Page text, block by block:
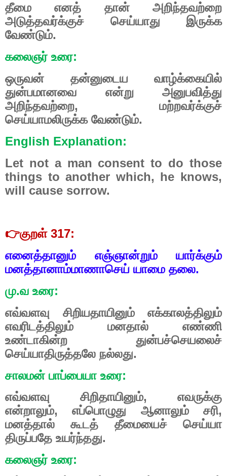
தீமை எனத் தான் அறிந்தவற்றை
அடுத்தவர்க்குச் செய்யாது இருக்க
வேண்டும்.
கலைஞர் உரை:
ஒருவன் தன்னுடைய வாழ்க்கையில்
துன்பமானவை என்று அனுபவித்து
அறிந்தவற்றை, மற்றவர்க்குச்
செய்யாமலிருக்க வேண்டும்.
English Explanation:
Let not a man consent to do those
things to another which, he knows,
will cause sorrow.
👉குறள் 317:
எனைத்தானும் எஞ்ஞான்றும் யார்க்கும்
மனத்தானாம்மாணாசெய் யாமை தலை.
மு.வ உரை:
எவ்வளவு சிறியதாயினும் எக்காலத்திலும்
எவரிடத்திலும் மனதால் எண்ணி
உண்டாகின்ற துன்பச்செயலைச்
செய்யாதிருத்தலே நல்லது.
சாலமன் பாப்பையா உரை:
எவ்வளவு சிறிதாயினும், எவருக்கு
என்றாலும், எப்பொழுது ஆனாலும் சரி,
மனத்தால் கூடத் தீமையைச் செய்யா
திருப்பதே உயர்ந்தது.
கலைஞர் உரை: